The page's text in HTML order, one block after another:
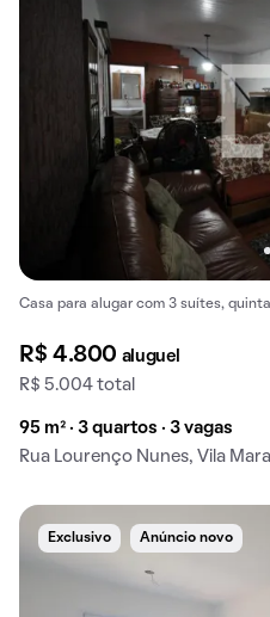
Casa para alugar com 3 suítes,
R$ 4.800 aluguel
R$ 5.004 total
95 m² · 3 quartos · 3 vagas
Rua Lourenço Nunes, Vila
Exclusivo Anúncio novo